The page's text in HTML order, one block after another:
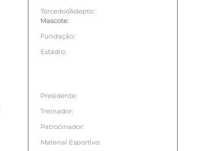
Torcedor/Adepto:
Mascote:
Fundação:
Estádio:
Presidente:
Treinador:
Patrocinador:
Material Esportivo: